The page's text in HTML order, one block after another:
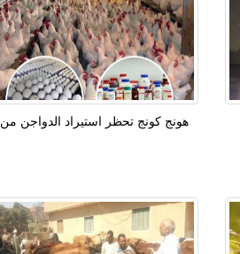
هونج كونج تحظر استيراد الدواجن من 3